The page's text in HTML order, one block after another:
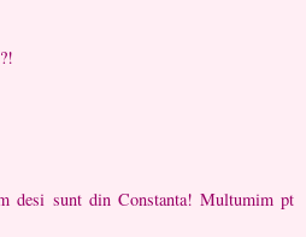
desi sunt din Constanta! Multumim pt